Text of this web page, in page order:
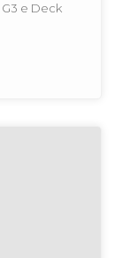
G3 e Deck